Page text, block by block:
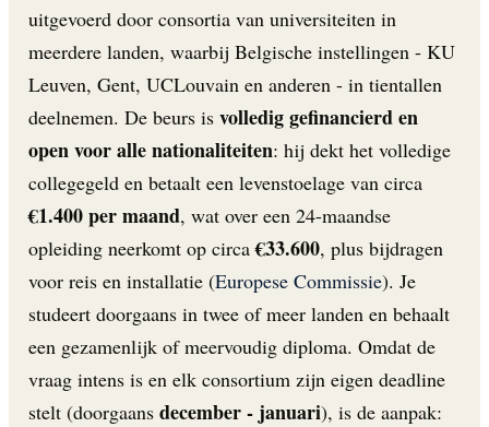
uitgevoerd door consortia van universiteiten in
meerdere landen, waarbij Belgische instellingen - KU
Leuven, Gent, UCLouvain en anderen - in tientallen
deelnemen. De beurs is volledig gefinancierd en
open voor alle nationaliteiten: hij dekt het volledige
collegegeld en betaalt een levenstoelage van circa
€1.400 per maand, wat over een 24-maandse
opleiding neerkomt op circa€33.600, plus bijdragen
voor reis en installatie (Europese Commissie). Je
studeert doorgaans in twee of meer landen en behaalt
een gezamenlijk of meervoudig diploma. Omdat de
vraag intens is en elk consortium zijn eigen deadline
stelt (doorgaans december - januari), is de aanpak: